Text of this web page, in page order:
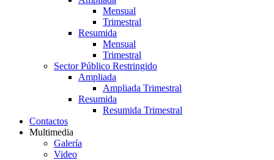
Mensual
Trimestral
Resumida
Mensual
Trimestral
Sector Público Restringido
Ampliada
Ampliada Trimestral
Resumida
Resumida Trimestral
Contactos
Multimedia
Galería
Video